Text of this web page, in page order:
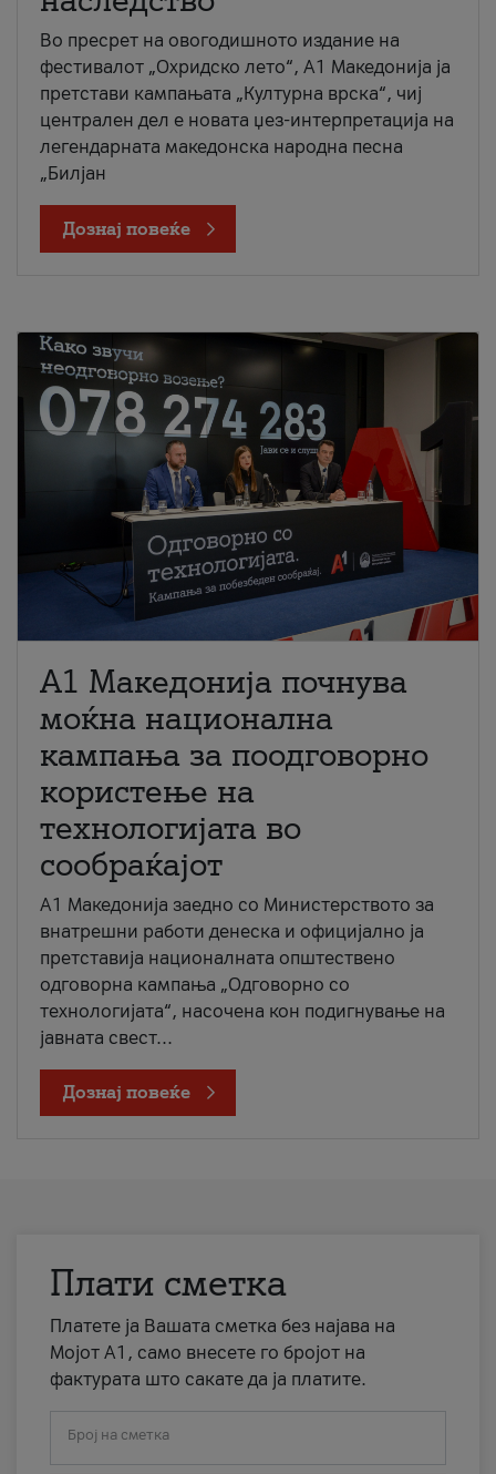
Во пресрет на овогодишното издание на
фестивалот „Охридско лето“, А1 Македонија ја
претстави кампањата „Културна врска“, чиј
централен дел е новата џез-интерпретација на
легендарната македонска народна песна
„Билјан
Дознај повеќе
A1 Македонија почнува
моќна национална
кампања за поодговорно
користење на
технологијата во
сообраќајот
A1 Македонија заедно со Министерството за
внатрешни работи денеска и официјално ја
претставија националната општествено
одговорна кампања „Одговорно со
технологијата“, насочена кон подигнување на
јавната свест...
Дознај повеќе
Плати сметка
Платете ја Вашата сметка без најава на
Мојот А1, само внесете го бројот на
фактурата што сакате да ја платите.
Број на сметка